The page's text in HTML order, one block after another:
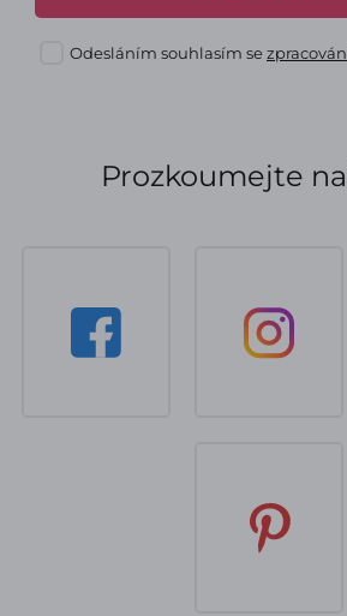
Odesláním souhlasím se
Prozkoumejte